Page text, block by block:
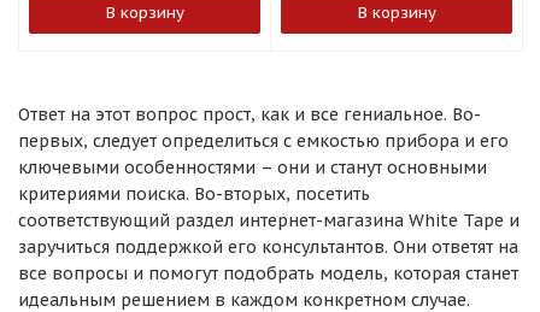
В корзину В корзину
Ответ на этот вопрос прост, как и все гениальное. Во-
первых, следует определиться с емкостью прибора и его
ключевыми особенностями – они и станут основными
критериями поиска. Во-вторых, посетить
соответствующий раздел интернет-магазина White Tape и
заручиться поддержкой его консультантов. Они ответят на
все вопросы и помогут подобрать модель, которая станет
идеальным решением в каждом конкретном случае.